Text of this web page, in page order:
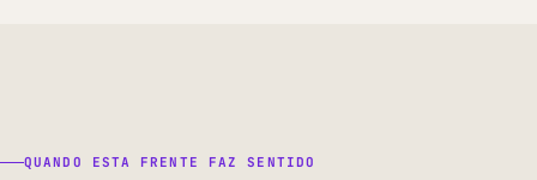
QUANDO ESTA FRENTE FAZ SENTIDO